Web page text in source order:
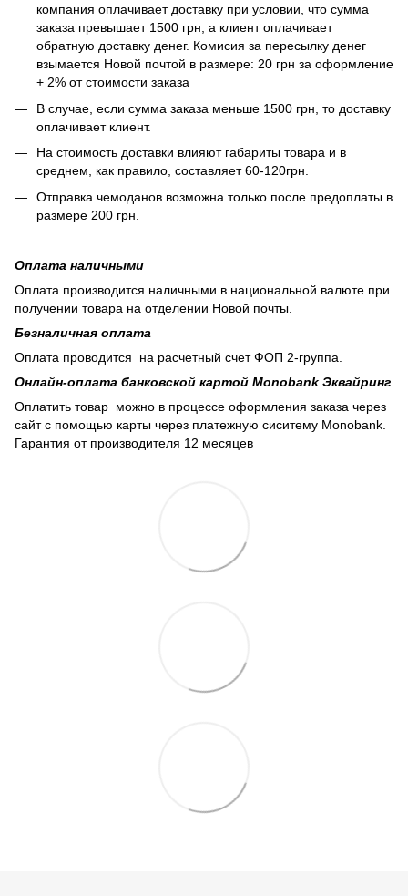
компания оплачивает доставку при условии, что сумма
заказа превышает 1500 грн, а клиент оплачивает
обратную доставку денег. Комисия за пересылку денег
взымается Новой почтой в размере: 20 грн за оформление
+ 2% от стоимости заказа
В случае, если сумма заказа меньше 1500 грн, то доставку
оплачивает клиент.
На стоимость доставки влияют габариты товара и в
среднем, как правило, составляет 60-120грн.
Отправка чемоданов возможна только после предоплаты в
размере 200 грн.
Оплата наличными
Оплата производится наличными в национальной валюте при
получении товара на отделении Новой почты.
Безналичная оплата
Оплата проводится на расчетный счет ФОП 2-группа.
Онлайн-оплата банковской картой Monobank Эквайринг
Оплатить товар можно в процессе оформления заказа через
сайт с помощью карты через платежную сиситему Monobank.
Гарантия от производителя 12 месяцев